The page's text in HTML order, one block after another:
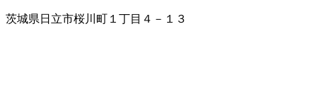
茨城県日立市桜川町１丁目４－１３